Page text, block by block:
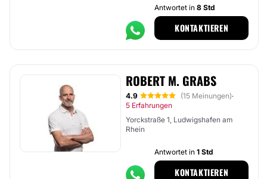
Antwortet in 8 Std
KONTAKTIEREN
ROBERT M. GRABS
4.9 (15 Meinungen)·
5 Erfahrungen
Yorckstraße 1, Ludwigshafen am
Rhein
Antwortet in 1 Std
KONTAKTIEREN